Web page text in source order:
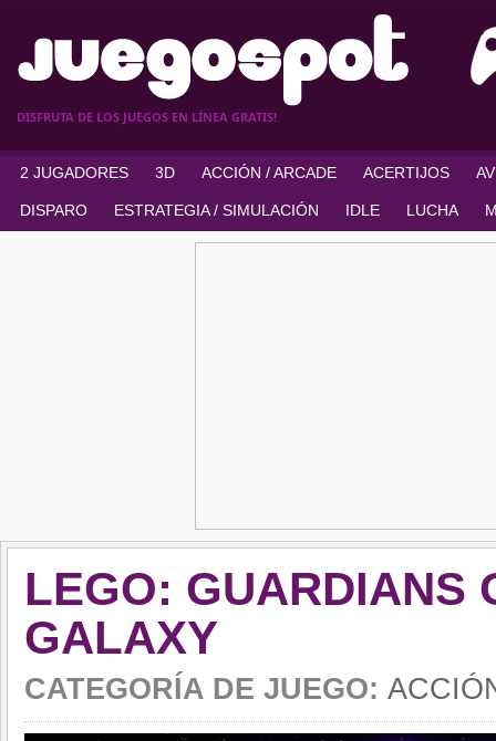
DISFRUTA DE LOS JUEGOS EN LÍNEA GRATIS!
2 JUGADORES 3D ACCIÓN / ARCADE ACERTIJOS
DISPARO ESTRATEGIA / SIMULACIÓN IDLE LUCHA
LEGO: GUARDIANS
GALAXY
CATEGORÍA DE JUEGO: